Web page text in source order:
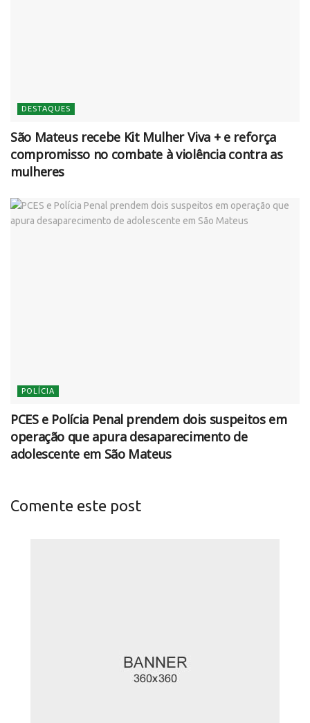
DESTAQUES
São Mateus recebe Kit Mulher Viva + e reforça
compromisso no combate à violência contra as
mulheres
POLÍCIA
PCES e Polícia Penal prendem dois suspeitos em
operação que apura desaparecimento de
adolescente em São Mateus
Comente este post